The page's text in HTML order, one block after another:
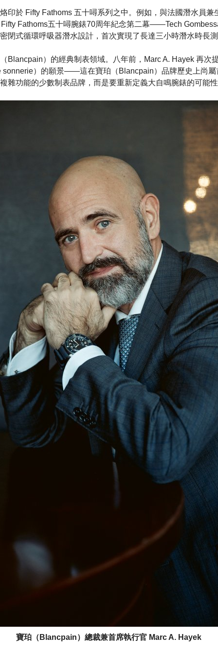
印於 Fifty Fathoms 五十噚系列之中。例如，與法國潛水員兼
Fathoms五十噚腕錶70周年紀念第二幕——Tech
閉式循環呼吸器潛水設計，首次實現了長達三小時潛水時長
Blancpain）的經典制表領域。八年前，Marc A. Hayek 再次
sonnerie）的願景——這在寶珀（Blancpain）品牌歷史上尚屬
雜功能的少數制表品牌，而是要重新定義大自鳴腕錶的可能
寶珀（Blancpain）總裁兼首席執行官 Marc A. Hayek